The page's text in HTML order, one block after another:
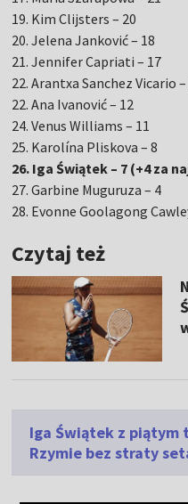
19. Kim Clijsters – 20
20. Jelena Janković – 18
21. Jennifer Capriati – 17
22. Arantxa Sanchez Vicario
22. Ana Ivanović – 12
24. Venus Williams – 11
25. Karolína Pliskova – 8
26. Iga Świątek – 7 (+4 za
27. Garbine Muguruza – 4
28. Evonne Goolagong
Czytaj też
Iga Świątek z piątym
Rzymie bez straty